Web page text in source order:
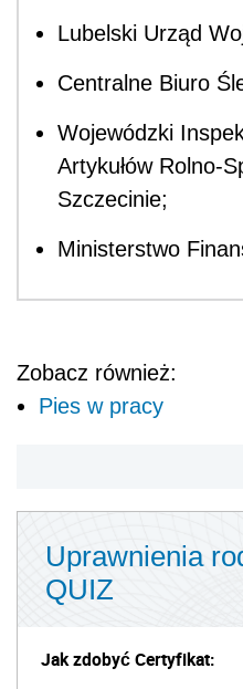
Lubelski Urząd
Centralne Biuro
Wojewódzki
Artykułów Rolno-
Szczecinie;
Ministerstwo
Zobacz również:
Pies w pracy
Uprawnienia
QUIZ
Jak zdobyć Certyfikat: